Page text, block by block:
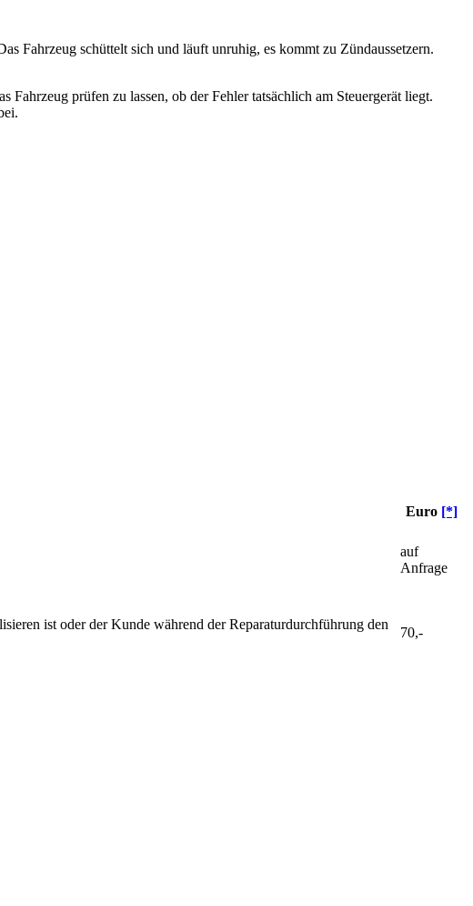
Fahrzeug schüttelt sich und läuft unruhig, es kommt zu Zündaussetzern.
prüfen zu lassen, ob der Fehler tatsächlich am Steuergerät liegt.
Euro [*]
auf
Anfrage
ist oder der Kunde während der Reparaturdurchführung den
70,-